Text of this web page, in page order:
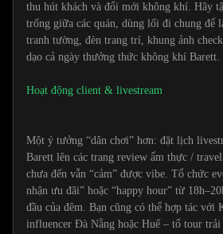
thu hút khách và đổi mới không khí. Hãy
trống giữa các quán, dùng lối đi chung để
tranh tường, đèn trang trí, khung ảnh
dạo cả ngày thưởng thức không khí Barett.
Hoạt động client & livestream
Một ý tưởng “dân chơi” hơn: đặt lịch
Barett lên các trang review ẩm thực /
chưa đến vẫn “cảm” được vibe. Tổ chức
nhận ưu đãi” hoặc “happy hour” từ
đầu của đêm. Bạn cũng có thể hợp tác với
influencer Đà Nẵng hoặc Huế – tổ tour